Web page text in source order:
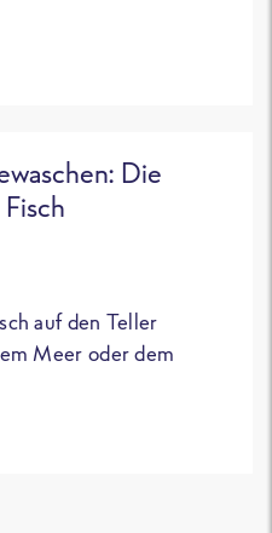
Die
auf den Teller
Meer oder dem